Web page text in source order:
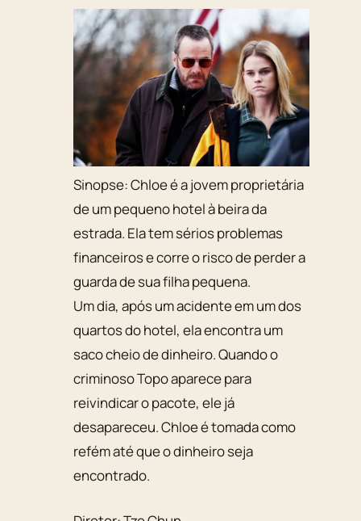
Sinopse:Chloe é a jovem proprietária
de um pequeno hotel à beira da
estrada. Ela tem sérios problemas
financeiros e corre o risco de perder a
guarda de sua filha pequena.
Um dia, após um acidente em um dos
quartos do hotel, ela encontra um
saco cheio de dinheiro. Quando o
criminoso Topo aparece para
reivindicar o pacote, ele já
desapareceu. Chloe é tomada como
refém até que o dinheiro seja
encontrado.